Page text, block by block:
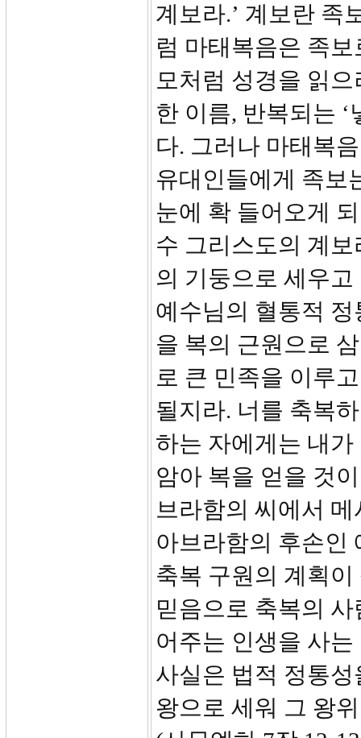
계보라.’ 계보란 족
럼 마태복음은 족
모처럼 성경을 읽
한 이름, 반복되는
다. 그러나 마태복
유대인들에게 족보
눈에 확 들어오게
수 그리스도의 계
의 기둥으로 세우
예수님의 혈통적
을 복의 근원으로
로 큰 민족을 이루
될지라. 너를 축복
하는 자에게는 내
암아 복을 얻을 것
브라함의 씨에서
아브라함의 후손인
축복 구원의 계획
믿음으로 축복의
어주는 인생을 사
사실은 법적 정통
왕으로 세워 그 왕